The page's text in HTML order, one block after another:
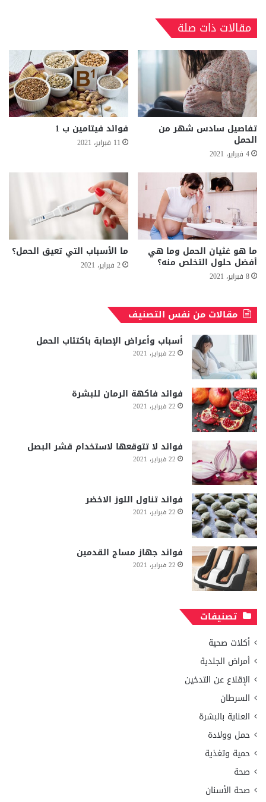
مقالات ذات صلة
تفاصيل سادس شهر من
الحمل
4 فبراير، 2021
فوائد فيتامين ب 1
11 فبراير، 2021
ما هو غثيان الحمل وما هي
أفضل حلول التخلص منه؟
8 فبراير، 2021
ما الأسباب التي تعيق الحمل؟
2 فبراير، 2021
مقالات من نفس التصنيف
أسباب وأعراض الإصابة باكتئاب الحمل
22 فبراير، 2021
فوائد فاكهة الرمان للبشرة
22 فبراير، 2021
فوائد لا تتوقعها لاستخدام قشر البصل
22 فبراير، 2021
فوائد تناول اللوز الاخضر
22 فبراير، 2021
فوائد جهاز مساج القدمين
22 فبراير، 2021
تصنيفات
أكلات صحية
أمراض الجلدية
الإقلاع عن التدخين
السرطان
العناية بالبشرة
حمل وولادة
حمية وتغذية
صحة
صحة الأسنان